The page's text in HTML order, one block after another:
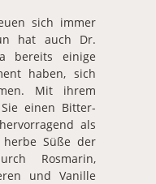
sich immer
hat auch Dr.
bereits einige
haben, sich
Mit ihrem
einen Bitter-
als
herbe Süße der
Rosmarin,
und Vanille